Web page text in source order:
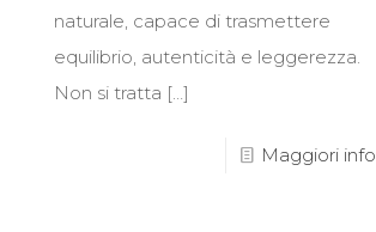
naturale, capace di trasmettere
equilibrio, autenticità e leggerezza.
Non si tratta […]
Maggiori info